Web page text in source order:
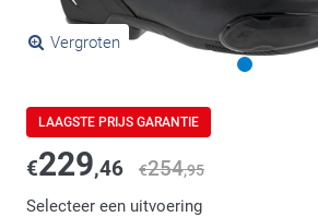
Vergroten
LAAGSTE PRIJS GARANTIE
€229,46 €254,95
Selecteer een uitvoering